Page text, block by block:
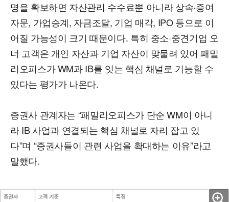
명을 확보하면 자산관리 수수료뿐 아니라 상속·증여
자문, 가업승계, 자금조달, 기업 매각, IPO 등으로 이
어질 가능성이 크기 때문이다. 특히 중소·중견기업 오
너 고객은 개인 자산과 기업 자산이 맞물려 있어 패밀
리오피스가 WM과 IB를 잇는 핵심 채널로 기능할 수
있다는 평가가 나온다.
증권사 관계자는 “패밀리오피스가 단순 WM이 아니
라 IB 사업과 연결되는 핵심 채널로 자리 잡고 있
다”며 “증권사들이 관련 사업을 확대하는 이유”라고
말했다.